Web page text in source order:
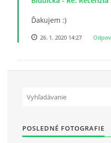
Ďakujem :)
26. 1. 2020 14:27
POSLEDNÉ FOTOGRAFIE